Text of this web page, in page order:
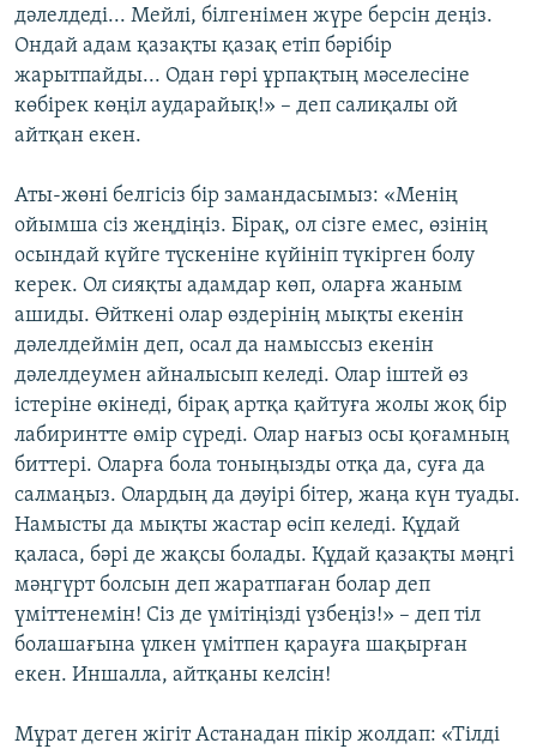
дәлелдеді... Мейлі, білгенімен жүре берсін деңіз.
Ондай адам қазақты қазақ етіп бәрібір
жарытпайды... Одан гөрі ұрпақтың мәселесіне
көбірек көңіл аударайық!» – деп салиқалы ой
айтқан екен.
Аты-жөні белгісіз бір замандасымыз: «Менің
ойымша сіз жеңдіңіз. Бірақ, ол сізге емес, өзінің
осындай күйге түскеніне күйініп түкірген болу
керек. Ол сияқты адамдар көп, оларға жаным
ашиды. Өйткені олар өздерінің мықты екенін
дәлелдеймін деп, осал да намыссыз екенін
дәлелдеумен айналысып келеді. Олар іштей өз
істеріне өкінеді, бірақ артқа қайтуға жолы жоқ бір
лабиринтте өмір сүреді. Олар нағыз осы қоғамның
биттері. Оларға бола тоныңызды отқа да, суға да
салмаңыз. Олардың да дәуірі бітер, жаңа күн туады.
Намысты да мықты жастар өсіп келеді. Құдай
қаласа, бәрі де жақсы болады. Құдай қазақты мәңгі
мәңгүрт болсын деп жаратпаған болар деп
үміттенемін! Сіз де үмітіңізді үзбеңіз!» – деп тіл
болашағына үлкен үмітпен қарауға шақырған
екен. Иншалла, айтқаны келсін!
Мұрат деген жігіт Астанадан пікір жолдап: «Тілді